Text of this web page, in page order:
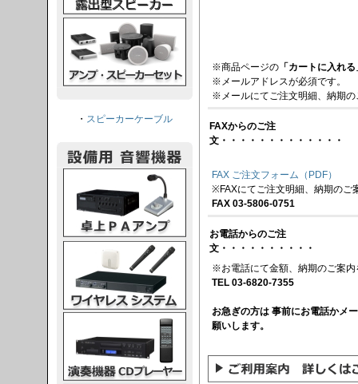
※商品ページの 「カートに入れる
※メールアドレスが必須です。
※メールにてご注文明細、納期
FAXからのご注
文・・・・・・・・・・・・・
FAX ご注文フォーム（PDF）
※FAXにてご注文明細、納期のご
FAX 03-5806-0751
お電話からのご注
文・・・・・・・・・・
※お電話にて金額、納期のご案内
TEL 03-6820-7355
お急ぎの方は 事前にお電話かメ
願いします。
・ スピーカーケーブル